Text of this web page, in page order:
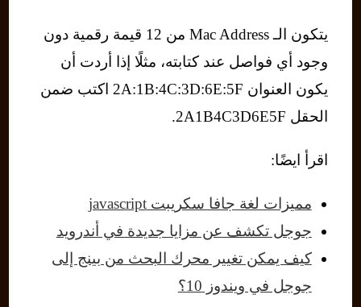
يتكون الـ Mac Address من 12 قيمة رقمية دون
وجود أي فواصل عند كتابته، مثلًا إذا أردت أن
يكون العنوان 2A:1B:4C:3D:6E:5F اكتب ضمن
الحقل 2A1B4C3D6E5F.
اقرأ ايضًا:
مميزات لغة جافا سكريبت javascript
جوجل تكشف عن مزايا جديدة في أندرويد
كيف يمكن تغيير محرك البحث من بينج إلى
جوجل في ويندوز 10؟